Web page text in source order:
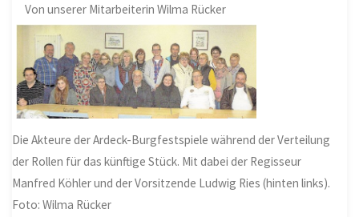
Von unserer Mitarbeiterin Wilma Rücker
Die Akteure der Ardeck-Burgfestspiele während der Verteilung
der Rollen für das künftige Stück. Mit dabei der Regisseur
Manfred Köhler und der Vorsitzende Ludwig Ries (hinten links).
Foto: Wilma Rücker